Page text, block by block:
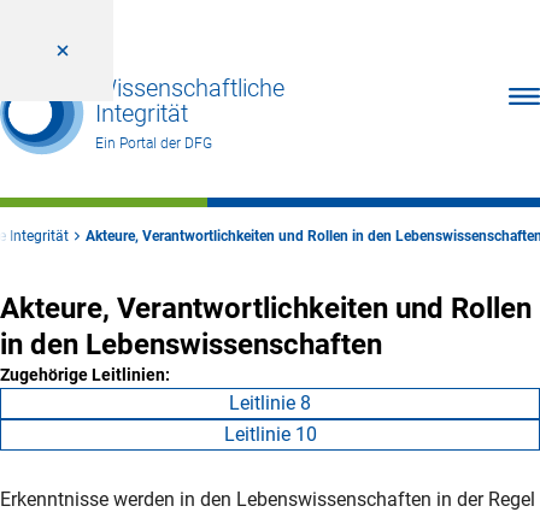
Wissenschaftliche
Integrität
Ein Portal der DFG
Integrität Akteure, Verantwortlichkeiten und Rollen in den
Akteure, Verantwortlichkeiten und Rollen
in den Lebenswissenschaften
Zugehörige Leitlinien:
Leitlinie 8
Leitlinie 10
Erkenntnisse werden in den Lebenswissenschaften in der Regel